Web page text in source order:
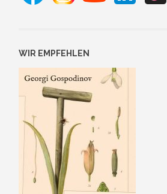
WIR EMPFEHLEN